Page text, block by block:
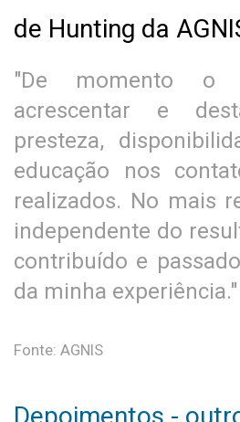
de Hunting da
"De momento
acrescentar e
presteza,
educação nos
realizados. No mais
independente do
contribuído e
da minha experiência."
Fonte: AGNIS